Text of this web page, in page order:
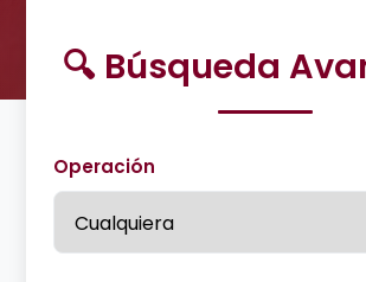
🔍 Búsqueda
Operación